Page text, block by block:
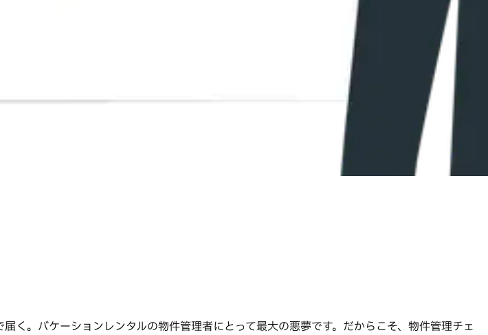
く。バケーションレンタルの物件管理者にとって最大の悪夢です。だからこそ、物件管理チェ